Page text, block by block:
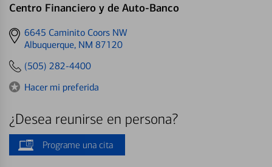
Centro Financiero y de Auto-Banco
Get
directions
6645 Caminito Coors NW
Albuquerque, NM 87120
(505) 282-4400
Hacer mi preferida
¿Desea reunirse en persona?
Programe una cita